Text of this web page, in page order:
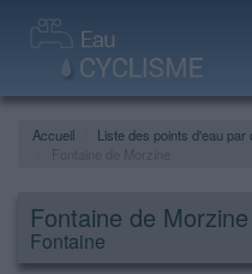
Accueil Liste des points d'eau par
Fontaine de Morzine
Fontaine